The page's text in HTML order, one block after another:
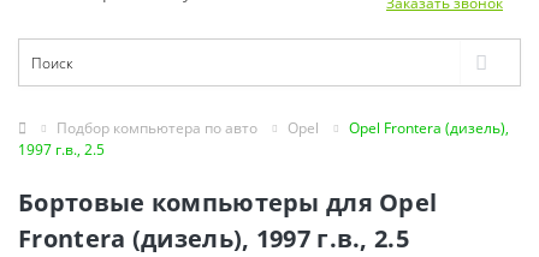
Подбор компьютера по авто Opel
Opel Frontera (дизель),
1997 г.в., 2.5
Бортовые компьютеры для Opel
Frontera (дизель), 1997 г.в., 2.5